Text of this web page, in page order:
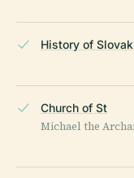
History of
Church of St
Michael the